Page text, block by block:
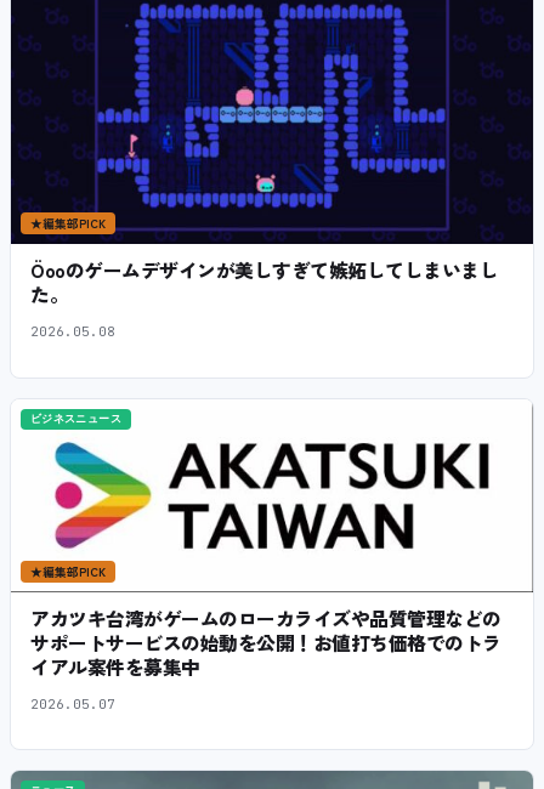
★編集部PICK
Öooのゲームデザインが美しすぎて嫉妬してしまいまし
た。
2026.05.08
ビジネスニュース
★編集部PICK
アカツキ台湾がゲームのローカライズや品質管理などの
サポートサービスの始動を公開！お値打ち価格でのトラ
イアル案件を募集中
2026.05.07